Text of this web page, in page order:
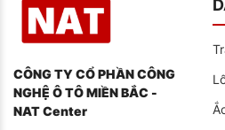
CÔNG TY CỔ PHẦN CÔNG
NGHỆ Ô TÔ MIỀN BẮC -
NAT Center